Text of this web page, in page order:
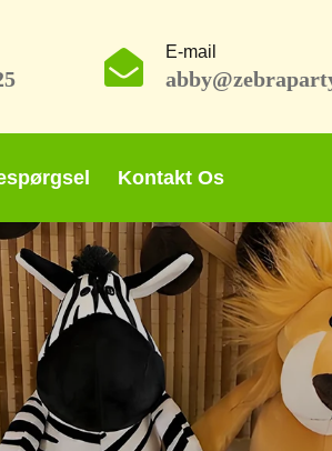
E-mail
Kontakt Os